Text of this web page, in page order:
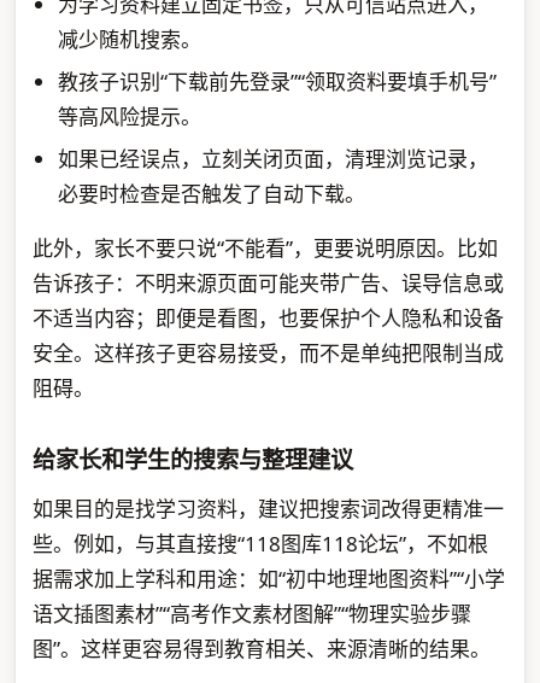
减少随机搜索。
教孩子识别“下载前先登录”“领取资料要填手机号”
等高风险提示。
如果已经误点，立刻关闭页面，清理浏览记录，
必要时检查是否触发了自动下载。
此外，家长不要只说“不能看”，更要说明原因。比如
告诉孩子：不明来源页面可能夹带广告、误导信息或
不适当内容；即便是看图，也要保护个人隐私和设备
安全。这样孩子更容易接受，而不是单纯把限制当成
阻碍。
给家长和学生的搜索与整理建议
如果目的是找学习资料，建议把搜索词改得更精准一
些。例如，与其直接搜“118图库118论坛”，不如根
据需求加上学科和用途：如“初中地理地图资料”“小学
语文插图素材”“高考作文素材图解”“物理实验步骤
图”。这样更容易得到教育相关、来源清晰的结果。